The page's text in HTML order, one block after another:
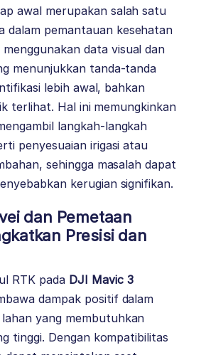
awal merupakan salah satu
dalam pemantauan kesehatan
data visual dan
menunjukkan tanda-tanda
lebih awal, bahkan
terlihat. Hal ini memungkinkan
langkah-langkah
penyesuaian irigasi atau
sehingga masalah dapat
kerugian signifikan.
dan Pemetaan
Presisi dan
RTK pada DJI Mavic 3
dampak positif dalam
yang membutuhkan
tinggi. Dengan kompatibilitas